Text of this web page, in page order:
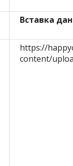
Вставка
https://
content/